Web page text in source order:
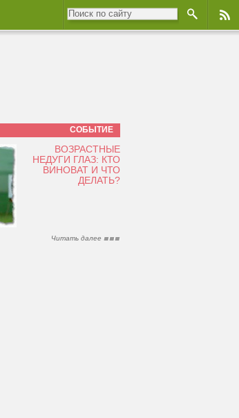
СОБЫТИЕ
ВОЗРАСТНЫЕ
НЕДУГИ ГЛАЗ: КТО
ВИНОВАТ И ЧТО
ДЕЛАТЬ?
Читать далее